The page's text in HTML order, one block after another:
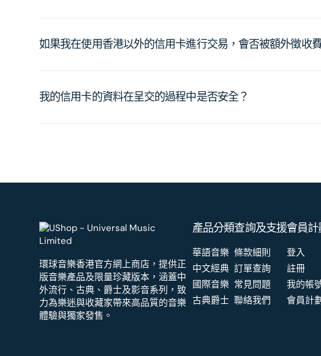
如果我在使用香港以外的信用卡進行交易，會否被額外徵收
我的信用卡的資料在呈交的過程中是否安全？
環球音樂香港官方網上商店，提供正
版音樂產品及限量珍藏版本，涵蓋中
外流行、古典、爵士及影音系列，致
力為樂迷與收藏家帶來高品質的音樂
體驗與獨家發售。
產品分類
華語音樂
中文經典
國際音樂
古典爵士
查詢及支援
條款細則
訂單查詢
常見問題
聯絡我們
會員計
登入
註冊
我的帳
會員計